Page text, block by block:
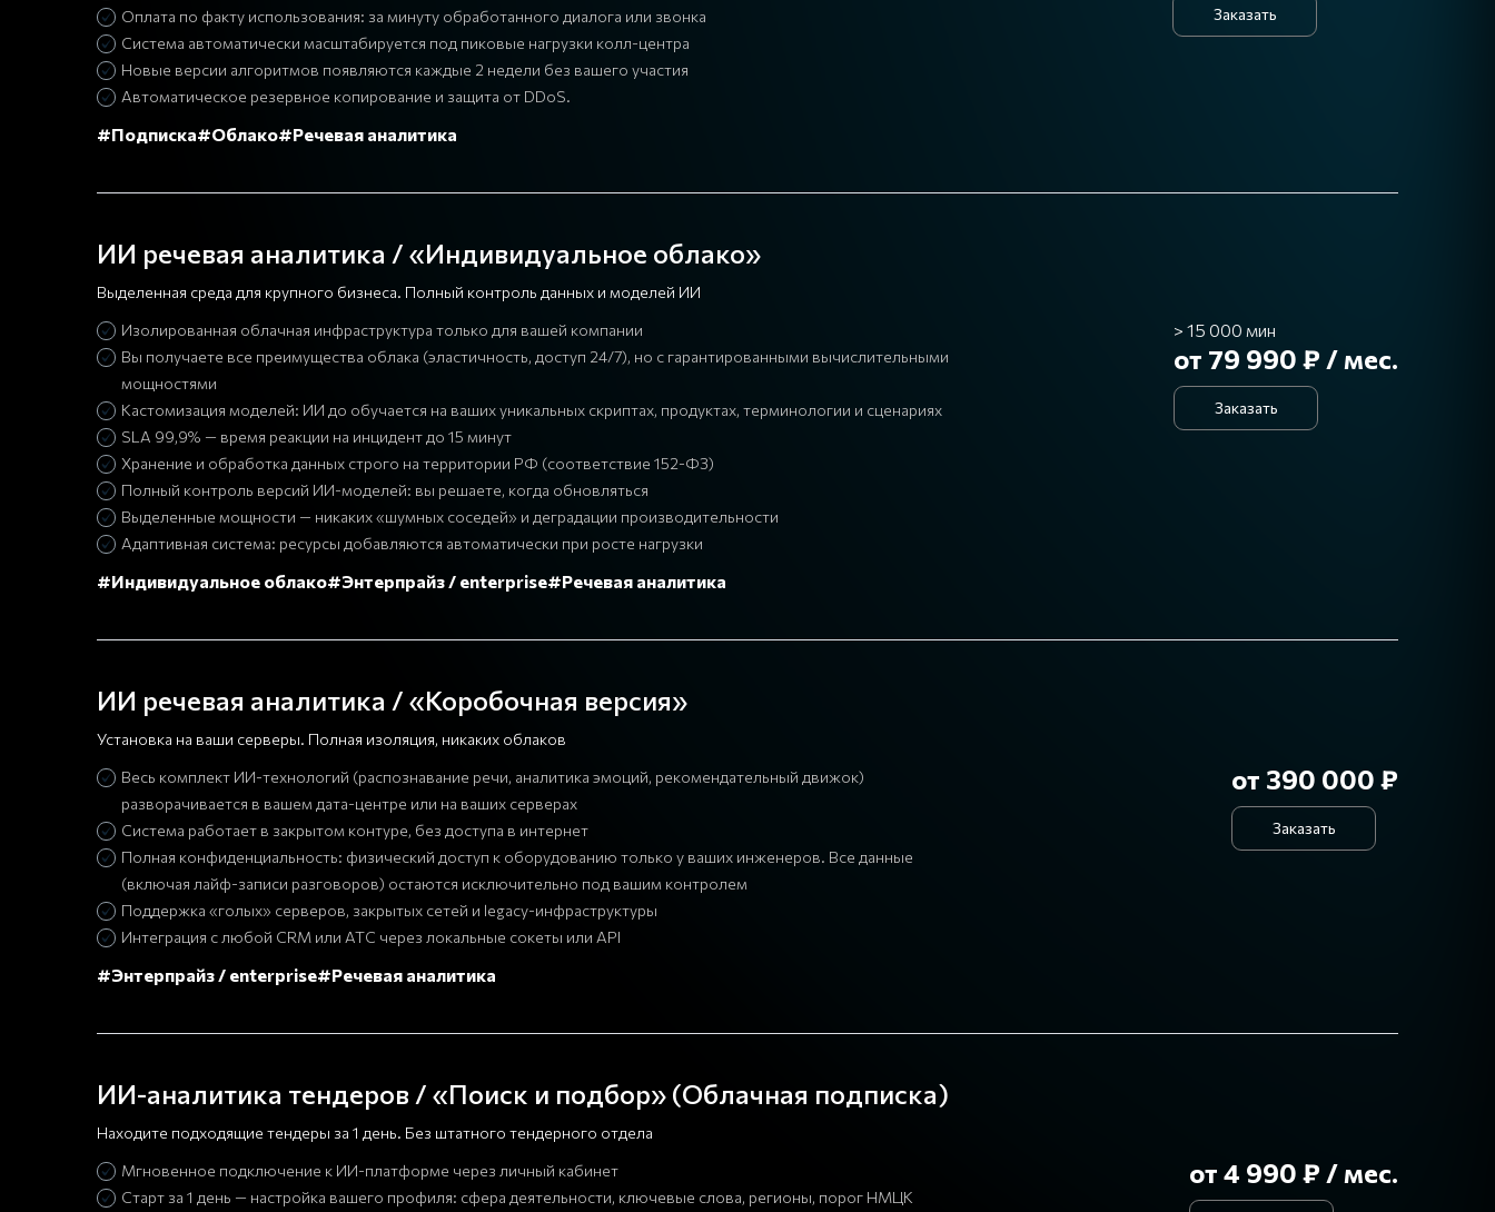
Оплата по факту использования: за минуту обработанного диалога или звонка
Система автоматически масштабируется под пиковые нагрузки колл-центра
Новые версии алгоритмов появляются каждые 2 недели без вашего участия
Автоматическое резервное копирование и защита от DDoS.
Заказать
#Подписка#Облако#Речевая аналитика
ИИ речевая аналитика / «Индивидуальное облако»
Выделенная среда для крупного бизнеса. Полный контроль данных и моделей ИИ
Изолированная облачная инфраструктура только для вашей компании
Вы получаете все преимущества облака (эластичность, доступ 24/7), но с гарантированными вычислительными
мощностями
Кастомизация моделей: ИИ до обучается на ваших уникальных скриптах, продуктах, терминологии и сценариях
SLA 99,9% — время реакции на инцидент до 15 минут
Хранение и обработка данных строго на территории РФ (соответствие 152-ФЗ)
Полный контроль версий ИИ-моделей: вы решаете, когда обновляться
Выделенные мощности — никаких «шумных соседей» и деградации производительности
Адаптивная система: ресурсы добавляются автоматически при росте нагрузки
> 15 000 мин
от 79 990 ₽ / мес.
Заказать
#Индивидуальное облако#Энтерпрайз / enterprise#Речевая аналитика
ИИ речевая аналитика / «Коробочная версия»
Установка на ваши серверы. Полная изоляция, никаких облаков
Весь комплект ИИ-технологий (распознавание речи, аналитика эмоций, рекомендательный движок)
разворачивается в вашем дата-центре или на ваших серверах
Система работает в закрытом контуре, без доступа в интернет
Полная конфиденциальность: физический доступ к оборудованию только у ваших инженеров. Все данные
(включая лайф-записи разговоров) остаются исключительно под вашим контролем
Поддержка «голых» серверов, закрытых сетей и legacy-инфраструктуры
Интеграция с любой CRM или АТС через локальные сокеты или API
от 390 000 ₽
Заказать
#Энтерпрайз / enterprise#Речевая аналитика
ИИ-аналитика тендеров / «Поиск и подбор» (Облачная подписка)
Находите подходящие тендеры за 1 день. Без штатного тендерного отдела
Мгновенное подключение к ИИ-платформе через личный кабинет
Старт за 1 день — настройка вашего профиля: сфера деятельности, ключевые слова, регионы, порог НМЦК
от 4 990 ₽ / мес.